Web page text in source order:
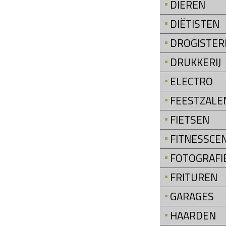
DIEREN
DIËTISTEN
DRUKKERIJ
ELECTRO
FIETSEN
FRITUREN
GARAGES
HAARDEN